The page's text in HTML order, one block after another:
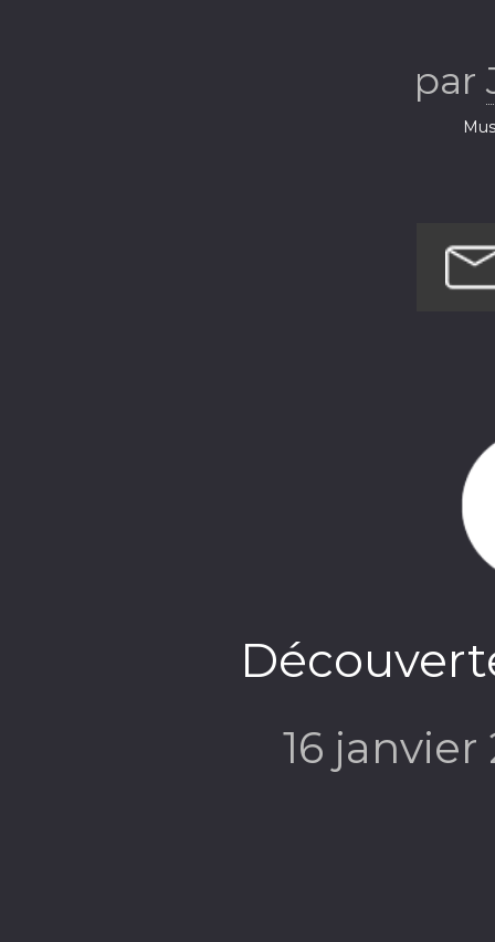
par
16